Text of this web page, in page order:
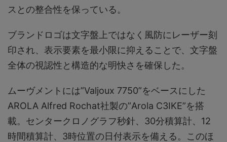
スとの整合性を保っている。
ブランドロゴは文字盤上ではなく風防にレーザー刻
印され、表示要素を最小限に抑えることで、文字盤
全体の視認性と構造的な明快さを確保した。
ムーヴメントには”Valjoux 7750”をベースにした
AROLA Alfred Rochat社製の”Arola C3IKE”を搭
載。センタークロノグラフ秒針、30分積算計、12
時間積算計、3時位置の日付表示を備える。このほ